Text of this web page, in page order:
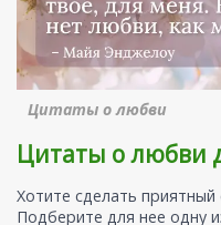
Цитаты о любви
Цитаты о любви
Хотите сделать
Подберите для нее одну